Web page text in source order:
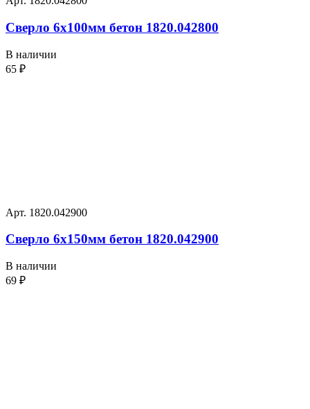
Сверло 6х100мм бетон 1820.042800
В наличии
65 ₽
Арт. 1820.042900
Сверло 6х150мм бетон 1820.042900
В наличии
69 ₽